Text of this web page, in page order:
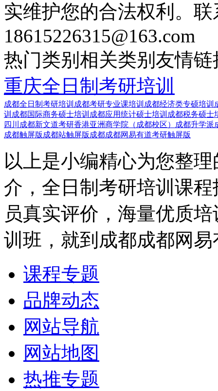
实维护您的合法权利。
18615226315@163.com
热门类别 相关类别 友情链
重庆全日制考研培训
成都全日制考研培训 成都考研专业课培训 成都经济类专硕培训
训 成都国际商务硕士培训 成都应用统计硕士培训 成都税务硕士
四川成都新文道考研香港亚洲商学院（成都校区） 成都升学派
成都触屏版 成都站触屏版 成都成都网易有道考研触屏版
以上是小编精心为您整
介，全日制考研培训课
员真实评价，海量优质
训班，就到成都成都网
课程专题
品牌动态
网站导航
网站地图
热推专题